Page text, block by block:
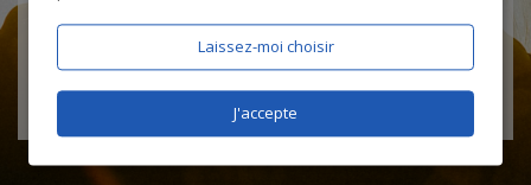
Laissez-moi choisir
J'accepte